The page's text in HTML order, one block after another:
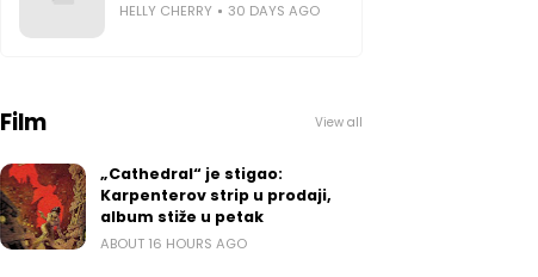
HELLY CHERRY 30 DAYS AGO
Film View all
„Cathedral“ je stigao:
Karpenterov strip u prodaji,
album stiže u petak
ABOUT 16 HOURS AGO